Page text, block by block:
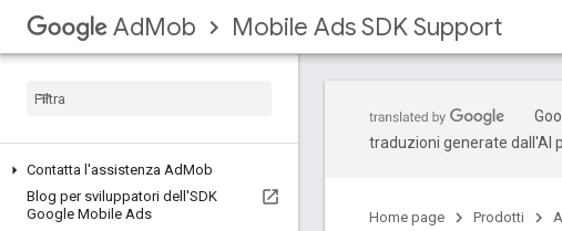
AdMob Mobile Ads SDK Support
Contatta l'assistenza AdMob
Blog per sviluppatori dell'SDK
Google Mobile Ads
traduzioni generate dall'AI
Home page Prodotti